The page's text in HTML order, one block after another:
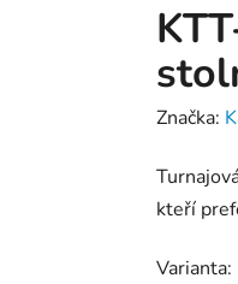
Značka:
kteří
Varianta: